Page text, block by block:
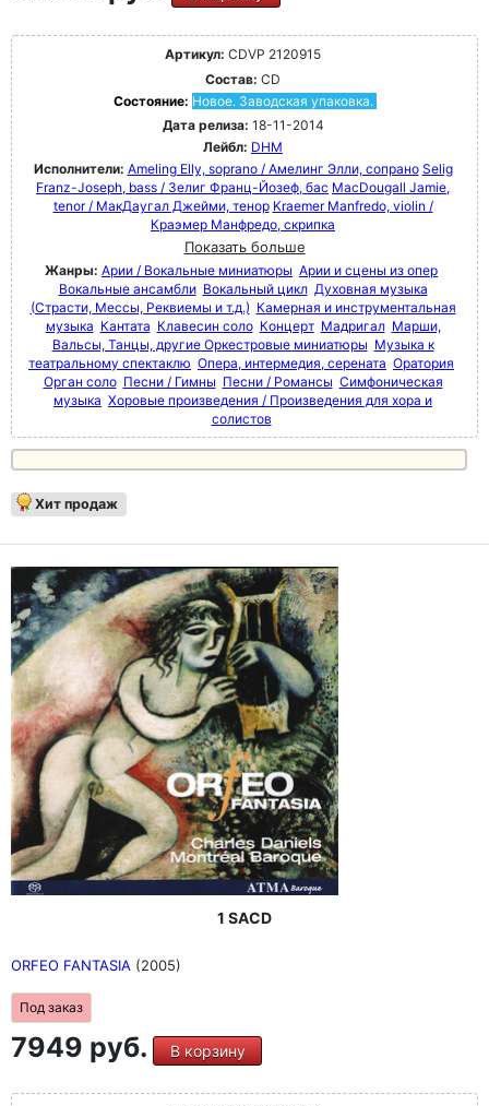
Артикул: CDVP 2120915
Состав: CD
Состояние: Новое. Заводская упаковка.
Дата релиза: 18-11-2014
Лейбл: DHM
Исполнители: Ameling Elly, soprano / Амелинг Элли, сопрано Selig
Franz-Joseph, bass / Зелиг Франц-Йозеф, бас MacDougall Jamie,
tenor / МакДаугал Джейми, тенор Kraemer Manfredo, violin /
Краэмер Манфредо, скрипка
Показать больше
Жанры: Арии / Вокальные миниатюры Арии и сцены из опер
Вокальные ансамбли Вокальный цикл Духовная музыка
(Страсти, Мессы, Реквиемы и т.д.) Камерная и инструментальная
музыка Кантата Клавесин соло Концерт Мадригал Марши,
Вальсы, Танцы, другие Оркестровые миниатюры Музыка к
театральному спектаклю Опера, интермедия, серената Оратория
Орган соло Песни / Гимны Песни / Романсы Симфоническая
музыка Хоровые произведения / Произведения для хора и
солистов
Хит продаж
1 SACD
ORFEO FANTASIA (2005)
Под заказ
7949 руб. В корзину